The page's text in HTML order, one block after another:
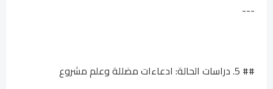
---
## 5. دراسات الحالة: ادعاءات مضللة وعلم مشروع